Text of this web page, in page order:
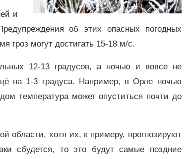
и
об этих опасных погодных
гроз могут достигать 15-18 м/с.
12-13 градусов, а ночью и вовсе не
на 1-3 градуса. Например, в Орле ночью
температура может опуститься почти до
области, хотя их, к примеру, прогнозируют
сбудется, то это будут самые поздние